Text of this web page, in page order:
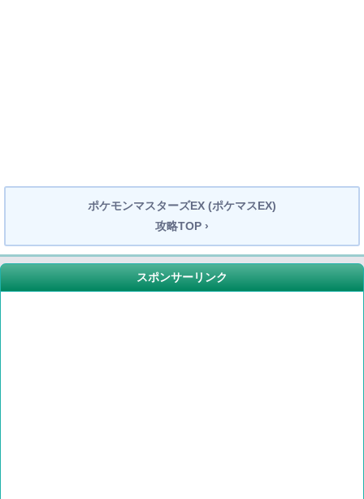
ポケモンマスターズEX (ポケマスEX)
攻略TOP ›
スポンサーリンク